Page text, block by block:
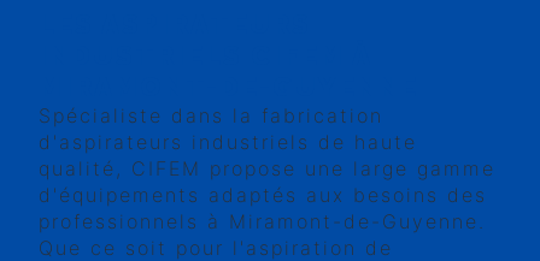
Spécialiste dans la fabrication
d'aspirateurs industriels de haute
qualité, CIFEM propose une large gamme
d'équipements adaptés aux besoins des
professionnels à Miramont-de-Guyenne.
Que ce soit pour l'aspiration de